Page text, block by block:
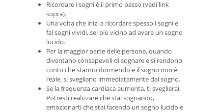
Ricordare i sogni è il primo passo (vedi link
sopra).
Una volta che inizi a ricordare spesso i sogni e
fai sogni vividi, sei più vicino ad avere un sogno
lucido.
Per la maggior parte delle persone, quando
diventano consapevoli di sognare e si rendono
conto che stanno dormendo e il sogno non è
reale, si svegliano immediatamente dal sogno.
Se la frequenza cardiaca aumenta, ti sveglierai.
Potresti realizzare che stai sognando,
emozionarti che stai facendo un sogno lucido e